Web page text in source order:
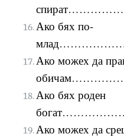
Ако бях по-
Ако можех да
Ако бях роден
Ако можех да